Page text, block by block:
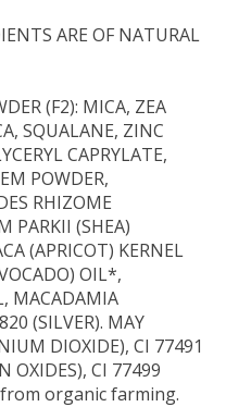
ARE OF NATURAL
(F2): MICA, ZEA
SQUALANE, ZINC
CAPRYLATE,
POWDER,
RHIZOME
PARKII (SHEA)
(APRICOT) KERNEL
OIL*,
MACADAMIA
(SILVER). MAY
DIOXIDE), CI 77491
OXIDES), CI 77499
organic farming.